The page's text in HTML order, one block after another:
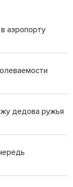
аэропорту
дедова ружья